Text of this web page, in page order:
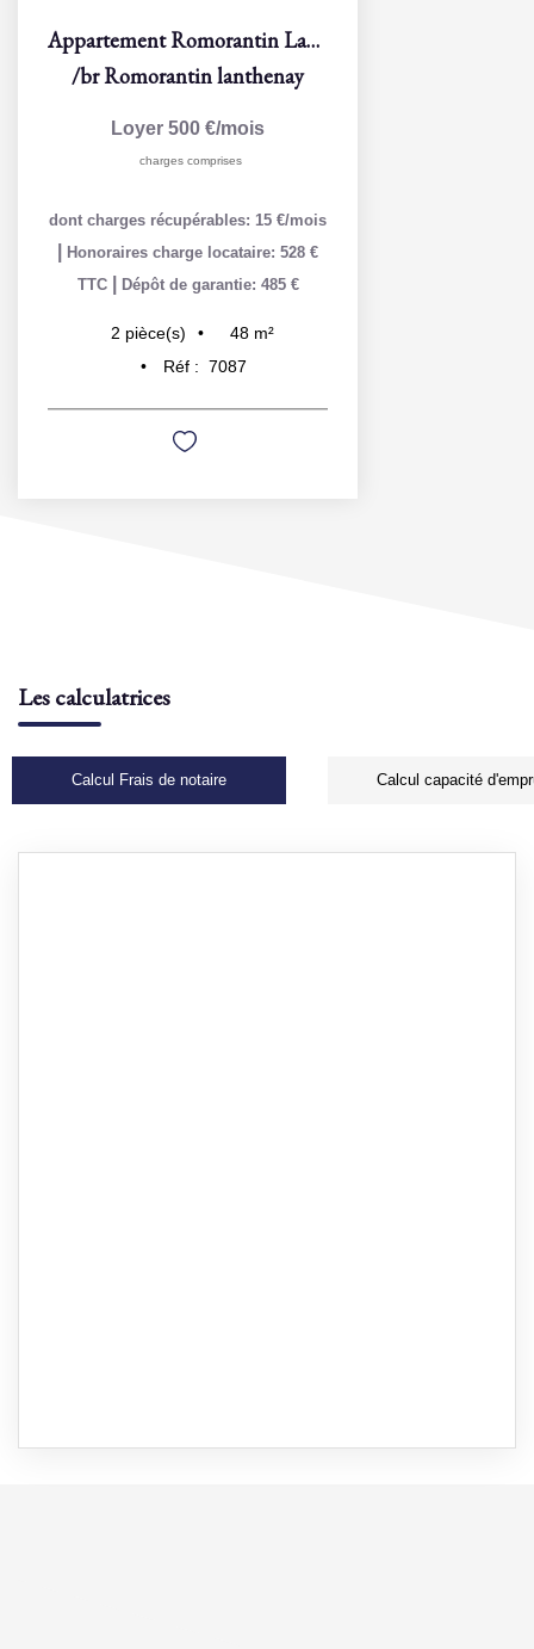
Appartement Romorantin Lanthenay 2 pièces 44.22 m2
/brRomorantin lanthenay
Loyer 500 €/mois
charges comprises
dont charges récupérables: 15 €/mois
Honoraires charge locataire: 528 €
TTC
Dépôt de garantie: 485 €
2 pièce(s) 48 m²
Réf : 7087
Les calculatrices
Calcul Frais de notaire Calcul capacité